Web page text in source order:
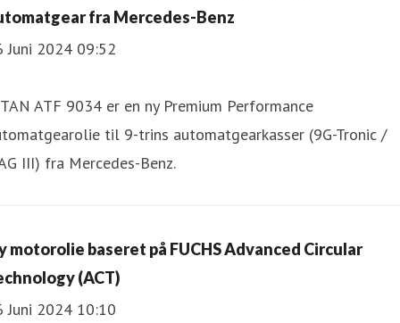
fra Mercedes-Benz
Juni 2024 09:52
ATF 9034 er en ny Premium Performance
til 9-trins automatgearkasser (9G-Tronic /
III) fra Mercedes-Benz.
motorolie baseret på FUCHS Advanced Circular
(ACT)
Juni 2024 10:10